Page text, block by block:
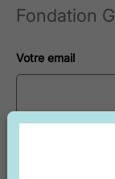
Fondation
Votre email